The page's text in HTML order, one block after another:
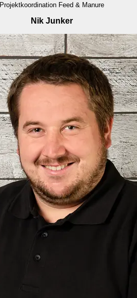
Projektkoordination Feed & Manure
Nik Junker